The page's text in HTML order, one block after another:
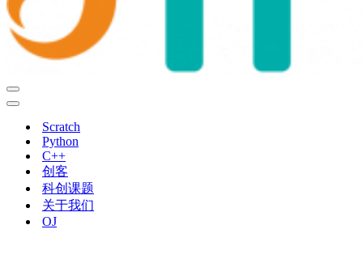
导
航
导
Scratch
Python
C++
创客
科创课题
关于我们
OJ